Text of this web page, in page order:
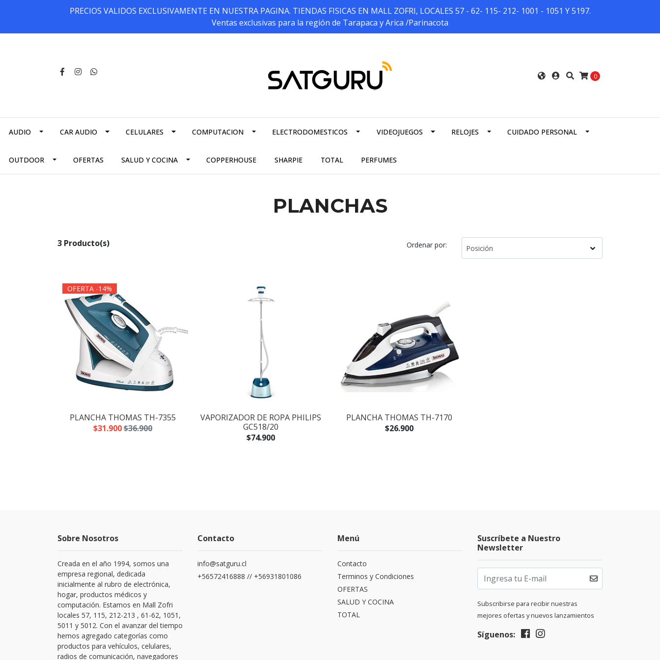
PRECIOS VALIDOS EXCLUSIVAMENTE EN NUESTRA PAGINA. TIENDAS FISICAS EN MALL ZOFRI, LOCALES 57 - 62- 115- 212- 1001 - 1051 Y 5197.
Ventas exclusivas para la región de Tarapaca y Arica /Parinacota
0
AUDIO CAR AUDIO CELULARES COMPUTACION ELECTRODOMESTICOS VIDEOJUEGOS RELOJES CUIDADO PERSONAL
OUTDOOR OFERTAS SALUD Y COCINA COPPERHOUSE SHARPIE TOTAL PERFUMES
PLANCHAS
3 Producto(s) Ordenar por:
OFERTA -14%
PLANCHA THOMAS TH-7355
$31.900$36.900
VAPORIZADOR DE ROPA PHILIPS
GC518/20
$74.900
PLANCHA THOMAS TH-7170
$26.900
Sobre Nosotros
Creada en el año 1994, somos una
empresa regional, dedicada
inicialmente al rubro de electrónica,
hogar, productos médicos y
computación. Estamos en Mall Zofri
locales 57, 115, 212-213 , 61-62, 1051,
5011 y 5012. Con el avanzar del tiempo
hemos agregado categorías como
productos para vehículos, celulares,
radios de comunicación, navegadores
Contacto
info@satguru.cl
+56572416888 // +56931801086
Menú
Contacto
Terminos y Condiciones
OFERTAS
SALUD Y COCINA
TOTAL
Suscríbete a Nuestro
Newsletter
Subscribirse para recibir nuestras
mejores ofertas y nuevos lanzamientos
Síguenos: